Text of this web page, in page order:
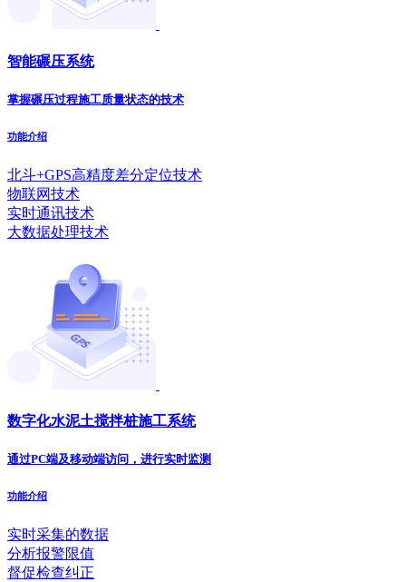
智能碾压系统
掌握碾压过程施工质量状态的技术
功能介绍
北斗+GPS高精度差分定位技术
物联网技术
实时通讯技术
大数据处理技术
数字化水泥土搅拌桩施工系统
通过PC端及移动端访问，进行实时监测
功能介绍
实时采集的数据
分析报警限值
督促检查纠正